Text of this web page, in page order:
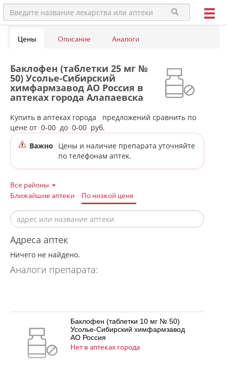
Цены Описание Аналоги
Баклофен (таблетки 25 мг №
50) Усолье-Сибирский
химфармзавод АО Россия в
аптеках города Алапаевска
Купить в аптеках города
предложений сравнить по
цене от 0-00 до 0-00 руб.
Важно
Цены и наличие препарата уточняйте
по телефонам аптек.
Все районы
Ближайшие аптеки
По низкой цене
Адреса аптек
Ничего не найдено.
Аналоги препарата:
Баклофен (таблетки 10 мг № 50)
Усолье-Сибирский химфармзавод
АО Россия
Нет в аптеках города